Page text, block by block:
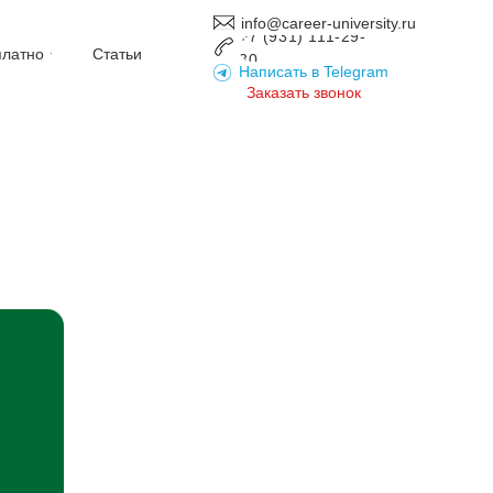
info@career-university.ru
+7 (931) 111-29-
30
Заказать звонок
Написать в Telegram
Статьи